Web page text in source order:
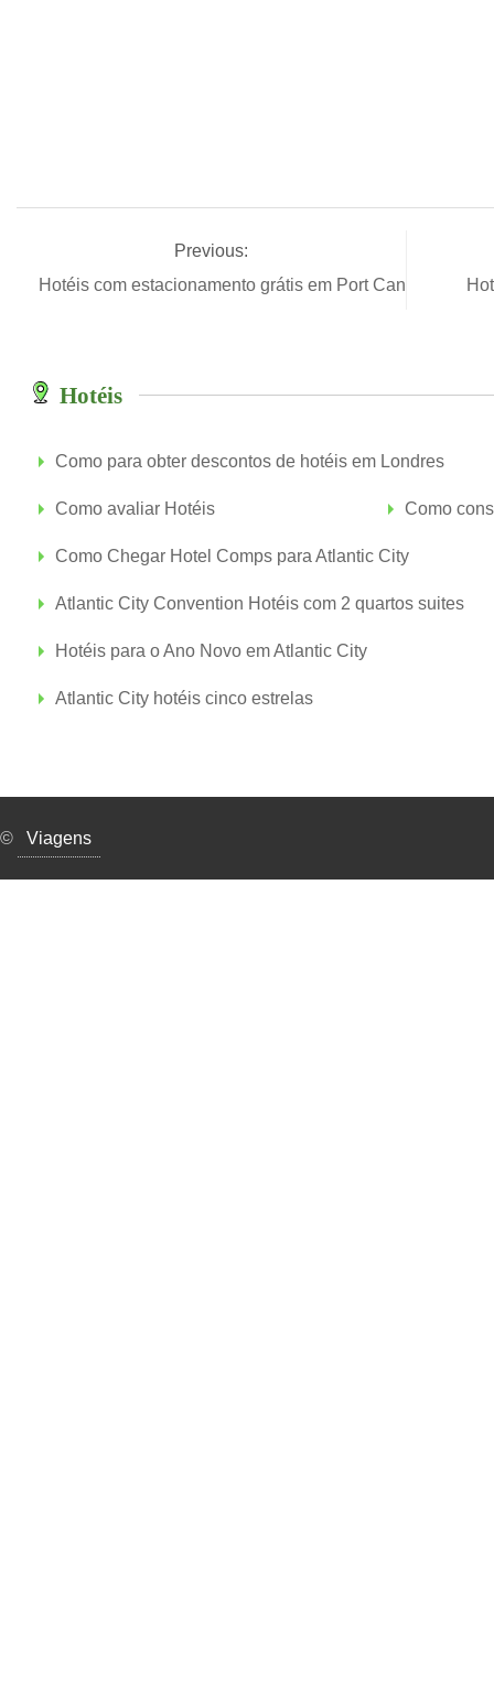
Previous:
Hotéis com estacionamento grátis em Port Canaveral
Hotéis
Como para obter descontos de hotéis em Londres
Como avaliar Hotéis Como
Como Chegar Hotel Comps para Atlantic City
Atlantic City Convention Hotéis com 2 quartos suites
Hotéis para o Ano Novo em Atlantic City
Atlantic City hotéis cinco estrelas
© Viagens